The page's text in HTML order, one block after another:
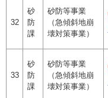
32
砂
防
課
砂防等事業
（急傾斜地崩
壊対策事業）
33
砂
防
課
砂防等事業
（急傾斜地崩
壊対策事業）